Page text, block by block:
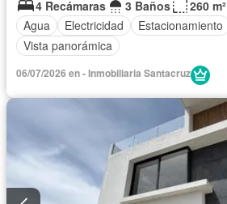
4 Recámaras
3 Baños
260 m²
Agua
Electricidad Estacionamiento
Vista panorámica
06/07/2026 en - Inmobiliaria Santacruz